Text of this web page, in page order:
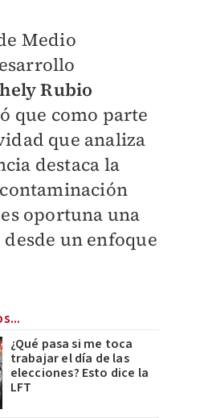
Medio
Rubio
que como parte
que analiza
destaca la
oportuna una
un enfoque
¿Qué pasa si me toca
trabajar el día de las
elecciones? Esto dice la
LFT